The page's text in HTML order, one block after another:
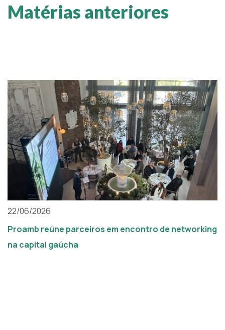
Matérias anteriores
22/06/2026
Proamb reúne parceiros em encontro de networking
na capital gaúcha